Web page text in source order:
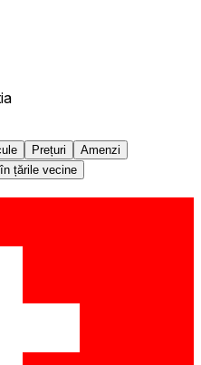
Prețuri
Amenzi
țările vecine